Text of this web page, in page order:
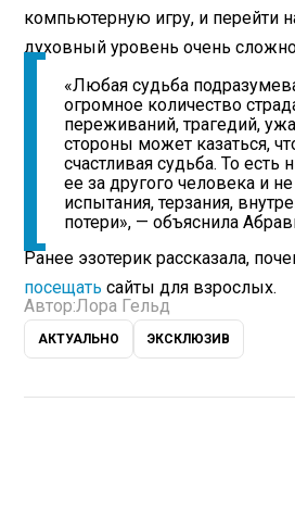
компьютерную игру, и перейти
духовный уровень очень
«Любая судьба
огромное количество
переживаний, трагедий,
стороны может казаться,
счастливая судьба. То есть
ее за другого человека и
испытания, терзания,
потери», — объяснила
Ранее эзотерик рассказала,
посещать сайты для взрослых.
Автор:Лора Гельд
АКТУАЛЬНО ЭКСКЛЮЗИВ